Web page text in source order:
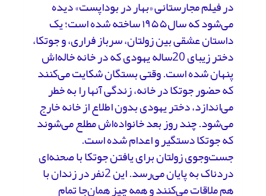
در فیلم مجارستانی «بهار در بوداپست» دیده
می‌شود که سال۱۹۵۵ ساخته شده است؛ یک
داستان عشقی بین زولتان، سرباز فراری، و جوتکا،
دختر زیبای 20ساله یهودی که در خانه خاله‌اش
پنهان شده است. وقتی بستگان شکایت می‌کنند
که حضور جوتکا در خانه، زندگی آنها را به خطر
می‌اندازد، دختر یهودی بدون اطلاع از خانه خارج
می‌شود. چند روز بعد خانواده‌اش مطلع می‌شوند
که جوتکا دستگیر و اعدام شده است.
جست‌وجوی زولتان برای یافتن جوتکا با صحنه‌ای
دردناک به پایان می‌رسد. این 2نفر در زندان با
هم ملاقات می‌کنند و همه چیز همان‌جا تمام